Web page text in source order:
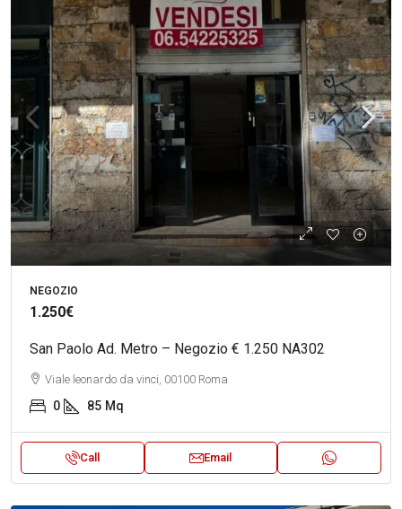
NEGOZIO
1.250€
San Paolo Ad. Metro – Negozio € 1.250 NA302
Viale leonardo da vinci, 00100 Roma
0 85 Mq
Call Email